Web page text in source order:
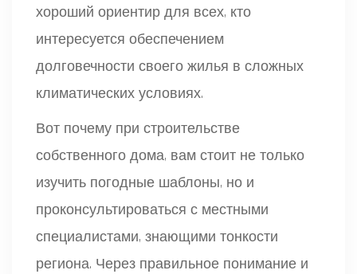
хороший ориентир для всех, кто
интересуется обеспечением
долговечности своего жилья в сложных
климатических условиях.
Вот почему при строительстве
собственного дома, вам стоит не только
изучить погодные шаблоны, но и
проконсультироваться с местными
специалистами, знающими тонкости
региона. Через правильное понимание и